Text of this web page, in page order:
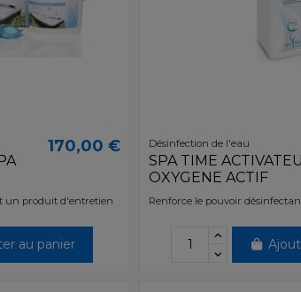
170,00 €
un produit d'entretien
au panier
Désinfection de l'eau
SPA TIME
OXYGENE ACTIF
Renforce le pouvoir